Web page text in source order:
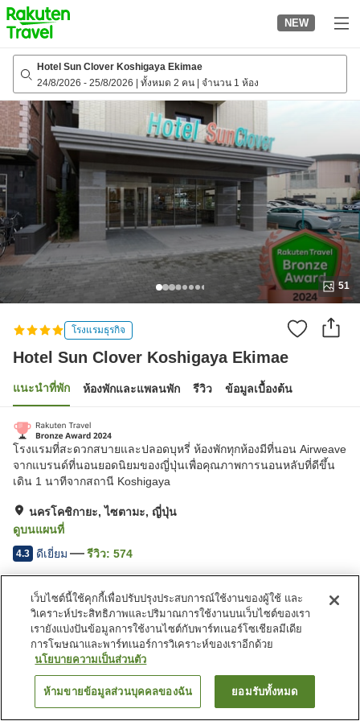
to
top
page
NEW
Hotel Sun Clover Koshigaya Ekimae
24/8/2026 - 25/8/2026 ทั้งหมด 2 คน จำนวน 1 ห้อง
51
โรงแรมธุรกิจ
Hotel Sun Clover Koshigaya Ekimae
แนะนำที่พัก ห้องพักและแพลนพัก รีวิว ข้อมูลเบื้องต้น
โรงแรมที่สะดวกสบายและปลอดบุหรี่ ห้องพักทุกห้องมีที่นอน Airweave
จากแบรนด์ที่นอนยอดนิยมของญี่ปุ่นเพื่อคุณภาพการนอนหลับที่ดีขึ้น
เดิน 1 นาทีจากสถานี Koshigaya
นครโคชิกายะ, ไซตามะ, ญี่ปุ่น
ดูบนแผนที่
4.3 ดีเยี่ยม รีวิว: 574
สิ่งอำนวยความสะดวกในที่พัก
ที่จอดรถ
เลานจ์
ตู้จำหน่ายอัตโนมัติ
บริการซักผ้า (มีค่าบริการ)
Hotel Sun Clover Koshigaya Ekimaeค้นหาห้องพัก
เว็บไซต์นี้ใช้คุกกี้เพื่อปรับปรุงประสบการณ์ใช้งานของผู้ใช้ และ
วิเคราะห์ประสิทธิภาพและปริมาณการใช้งานบนเว็บไซต์ของเรา
เรายังแบ่งปันข้อมูลการใช้งานไซต์กับพาร์ทเนอร์โซเชียลมีเดีย
การโฆษณาและพาร์ทเนอร์การวิเคราะห์ของเราอีกด้วย
นโยบายความเป็นส่วนตัว
ห้ามขายข้อมูลส่วนบุคคลของฉัน ยอมรับทั้งหมด